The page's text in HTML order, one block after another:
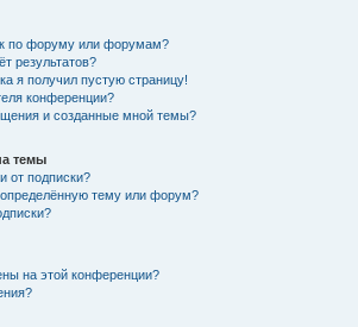
по форуму или форумам?
результатов?
я получил пустую страницу!
конференции?
и созданные мной темы?
темы
от подписки?
тему или форум?
на этой конференции?